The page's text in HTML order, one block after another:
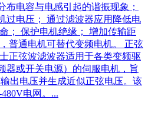
布电容与电感引起的谐振现象；
过电压； 通过滤波器应用降低电
； 保护电机绝缘； 增加传输距
普通电机可替代变频电机。 正弦
正弦波滤波器适用于各类变频驱
器或开关电源）的伺服电机，旨
出电压并生成近似正弦电压。该
电网。...